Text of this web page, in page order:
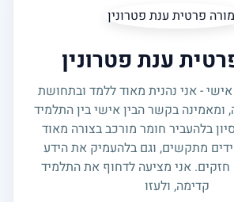
ענת פטרונין
- אני נהנית מאוד ללמד ובתחושת
ומאמינה בקשר הבין אישי בין התלמיד
בלהעביר חומר מורכב בצורה מאוד
מתקשים, וגם בלהעמיק את הידע
חזקים. אני מציעה לדחוף את התלמיד
קדימה, ולעזו